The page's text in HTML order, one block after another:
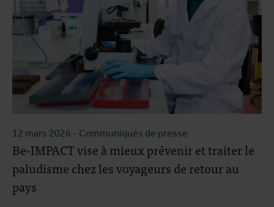
12 mars 2026 - Communiqués de presse
Be-IMPACT vise à mieux prévenir et traiter le
paludisme chez les voyageurs de retour au
pays